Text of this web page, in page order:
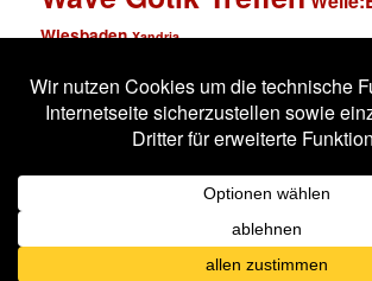
Wiesbaden Xandria
Impressum
Stolz präsentiert